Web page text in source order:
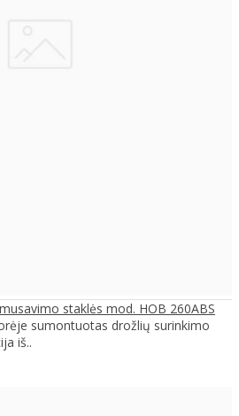
staklės mod. HOB 260ABS
sumontuotas drožlių surinkimo
iš..